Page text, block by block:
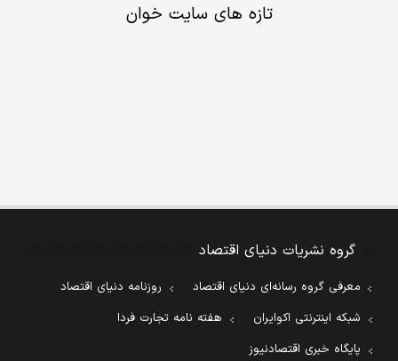
تازه های سایت خوان
گروه نشریات دنیای اقتصاد
معرفی گروه رسانه‌ای دنیای اقتصاد
روزنامه دنیای اقتصاد
شبکه اینترنتی اکوایران
هفته نامه تجارت فردا
پایگاه خبری اقتصادنیوز